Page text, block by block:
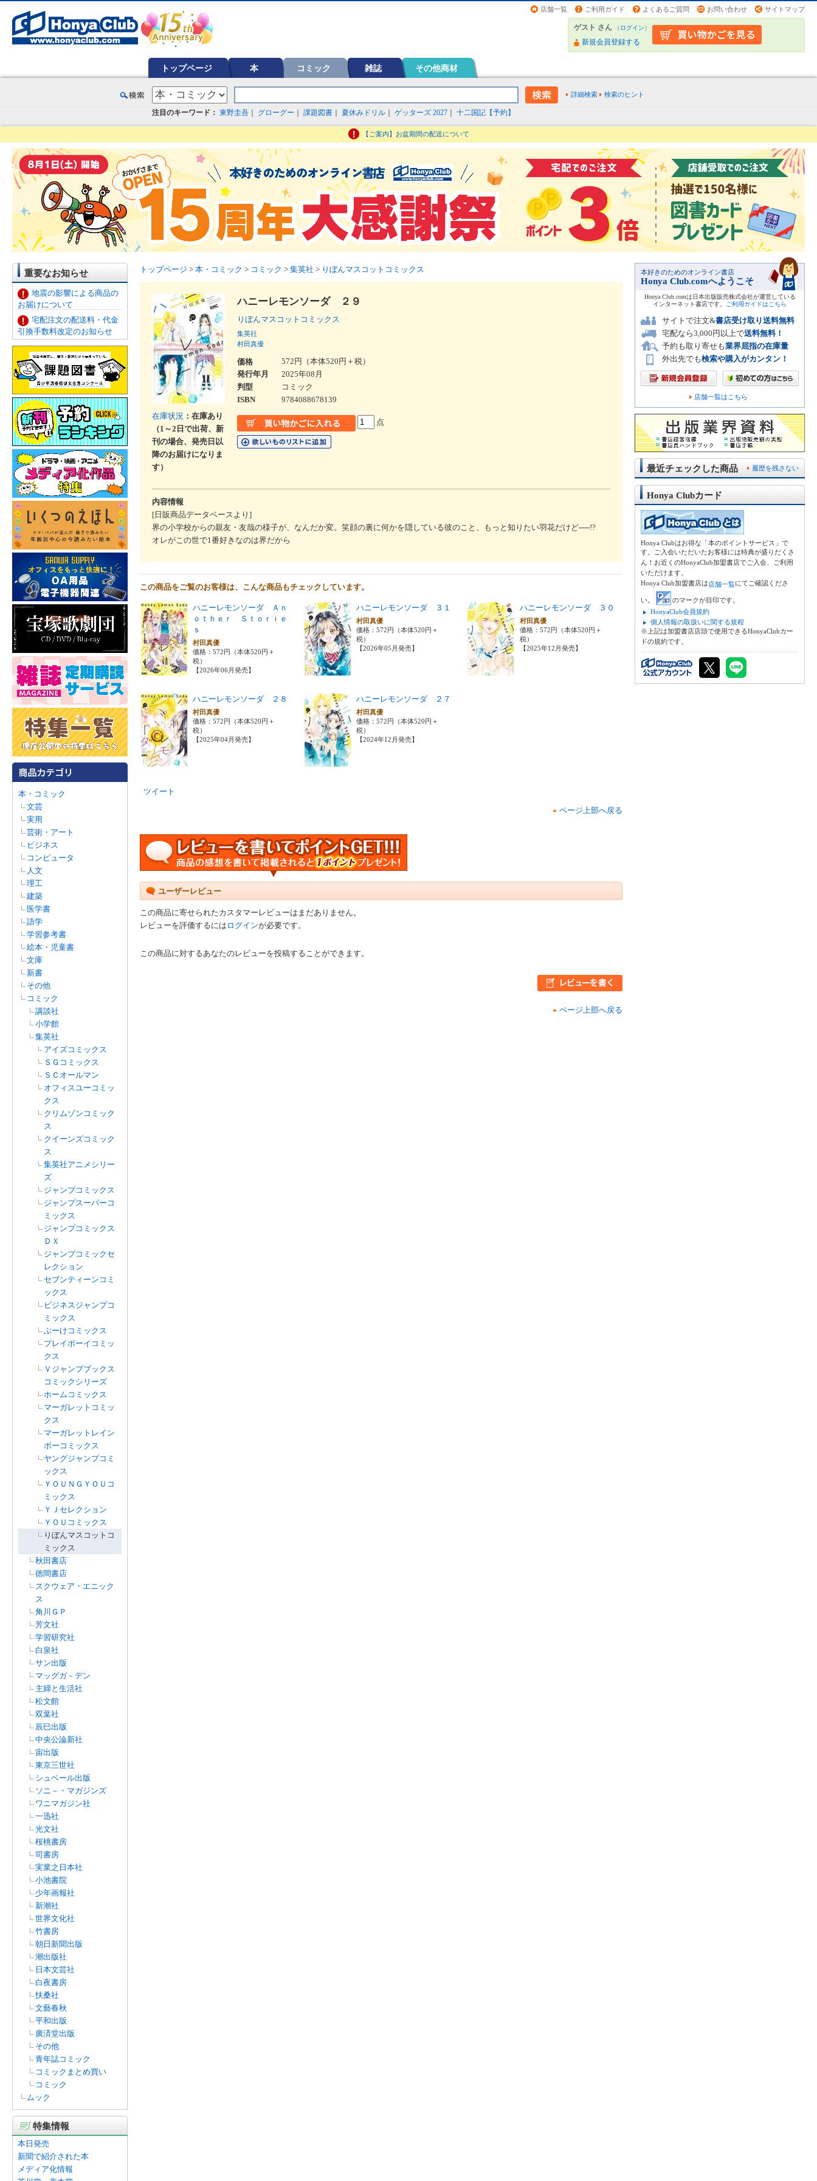
店舗一覧 ご利用ガイド よくあるご質問 お問い合わせ サイトマップ
ゲスト さん （ログイン）
新規会員登録する
トップページ 本 コミック 雑誌 その他商材
詳細検索 検索のヒント
注目のキーワード： 東野圭吾 グローグー 課題図書 夏休みドリル ゲッターズ 2027 十二国記【予約】
【ご案内】お盆期間の配送について
重要なお知らせ
地震の影響による商品の
お届けについて
宅配注文の配送料・代金
引換手数料改定のお知らせ
本・コミック
文芸
実用
芸術・アート
ビジネス
コンピュータ
人文
理工
建築
医学書
語学
学習参考書
絵本・児童書
文庫
新書
その他
コミック
講談社
小学館
集英社
アイズコミックス
ＳＧコミックス
ＳＣオールマン
オフィスユーコミッ
クス
クリムゾンコミック
ス
クイーンズコミック
ス
集英社アニメシリー
ズ
ジャンプコミックス
ジャンプスーパーコ
ミックス
ジャンプコミックス
ＤＸ
ジャンプコミックセ
レクション
セブンティーンコミ
ックス
ビジネスジャンプコ
ミックス
ぶーけコミックス
プレイボーイコミッ
クス
Ｖジャンプブックス
コミックシリーズ
ホームコミックス
マーガレットコミッ
クス
マーガレットレイン
ボーコミックス
ヤングジャンプコミ
ックス
ＹＯＵＮＧＹＯＵコ
ミックス
ＹＪセレクション
ＹＯＵコミックス
りぼんマスコットコ
ミックス
秋田書店
徳間書店
スクウェア・エニック
ス
角川ＧＰ
芳文社
学習研究社
白泉社
サン出版
マッグガ－デン
主婦と生活社
松文館
双葉社
辰巳出版
中央公論新社
宙出版
東京三世社
シュベール出版
ソニ－・マガジンズ
ワニマガジン社
一迅社
光文社
桜桃書房
司書房
実業之日本社
小池書院
少年画報社
新潮社
世界文化社
竹書房
朝日新聞出版
潮出版社
日本文芸社
白夜書房
扶桑社
文藝春秋
平和出版
廣済堂出版
その他
青年誌コミック
コミックまとめ買い
コミック
ムック
特集情報
本日発売
新聞で紹介された本
メディア化情報
トップページ > 本・コミック > コミック > 集英社 > りぼんマスコットコミックス
在庫状況 ：在庫あり
（1～2日で出荷、新
刊の場合、発売日以
降のお届けになりま
す）
ハニーレモンソーダ ２９
りぼんマスコットコミックス
集英社
村田真優
価格
572円（本体520円＋税）
発行年月
2025年08月
判型
コミック
ISBN
9784088678139
点
内容情報
[日販商品データベースより]
界の小学校からの親友・友哉の様子が、なんだか変。笑顔の裏に何かを隠している彼のこと、もっと知りたい羽花だけど──!?
オレがこの世で1番好きなのは界だから
この商品をご覧のお客様は、こんな商品もチェックしています。
ハニーレモンソーダ Ａｎ
ｏｔｈｅｒ Ｓｔｏｒｉｅ
ｓ
村田真優
価格：572円（本体520円＋
税）
【2026年06月発売】
ハニーレモンソーダ ３１
村田真優
価格：572円（本体520円＋
税）
【2026年05月発売】
ハニーレモンソーダ ３０
村田真優
価格：572円（本体520円＋
税）
【2025年12月発売】
ハニーレモンソーダ ２８
村田真優
価格：572円（本体520円＋
税）
【2025年04月発売】
ハニーレモンソーダ ２７
村田真優
価格：572円（本体520円＋
税）
【2024年12月発売】
ツイート
ページ上部へ戻る
ユーザーレビュー
この商品に寄せられたカスタマーレビューはまだありません。
レビューを評価するには ログインが必要です。
この商品に対するあなたのレビューを投稿することができます。
ページ上部へ戻る
本好きのためのオンライン書店
Honya Club.comへようこそ
Honya Club.comは日本出版販売株式会社が運営している
インターネット書店です。
ご利用ガイドはこちら
サイトで注文&書店受け取り送料無料
宅配なら3,000円以上で送料無料！
予約も取り寄せも業界屈指の在庫量
外出先でも検索や購入がカンタン！
店舗一覧はこちら
履歴を残さない
最近チェックした商品
Honya Clubカード
Honya Clubはお得な「本のポイントサービス」で
す。ご入会いただいたお客様には特典が盛りだくさ
ん！お近くのHonyaClub加盟書店でご入会、ご利用
いただけます。
Honya Club加盟書店は店舗一覧にてご確認くださ
い。
のマークが目印です。
HonyaClub会員規約
個人情報の取扱いに関する規程
※上記は加盟書店店頭で使用できるHonyaClubカー
ドの規約です。